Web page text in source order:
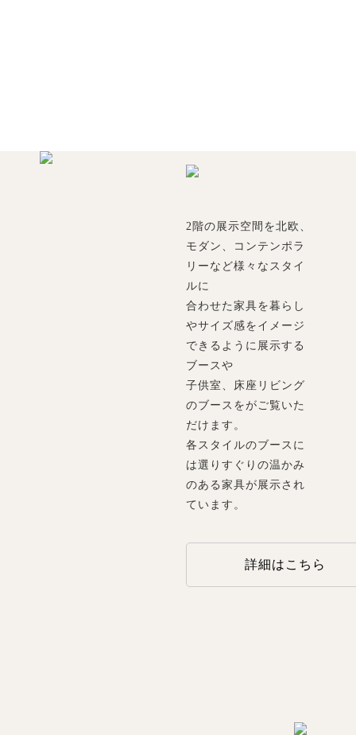
2階の展示空間を北欧、
モダン、コンテンポラ
リーなど様々なスタイ
ルに
合わせた家具を暮らし
やサイズ感をイメージ
できるように展示する
ブースや
子供室、床座リビング
のブースをがご覧いた
だけます。
各スタイルのブースに
は選りすぐりの温かみ
のある家具が展示され
ています。
詳細はこちら